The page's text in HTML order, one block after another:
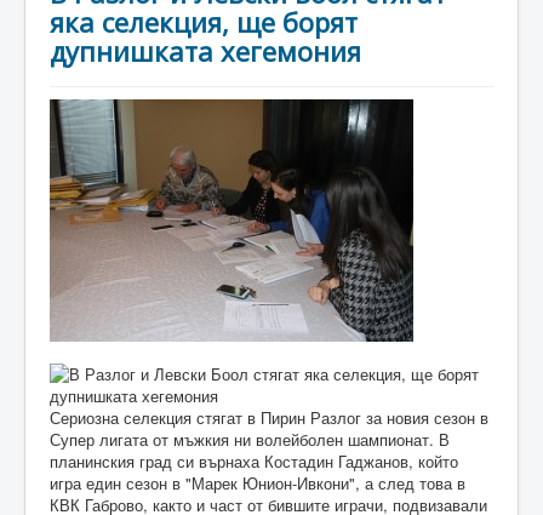
яка селекция, ще борят
дупнишката хегемония
Сериозна селекция стягат в Пирин Разлог за новия сезон в
Супер лигата от мъжкия ни волейболен шампионат. В
планинския град си върнаха Костадин Гаджанов, който
игра един сезон в "Марек Юнион-Ивкони", а след това в
КВК Габрово, както и част от бившите играчи, подвизавали